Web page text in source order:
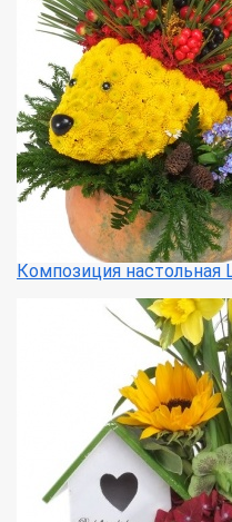
Композиция настольная